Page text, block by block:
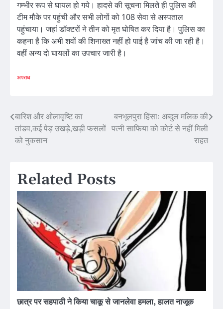
गम्भीर रूप से घायल हो गये। हादसे की सूचना मिलते ही पुलिस की
टीम मौके पर पहुंची और सभी लोगों को 108 सेवा से अस्पताल
पहुंचाया। जहां डॉक्टरों ने तीन को मृत घोषित कर दिया है। पुलिस का
कहना है कि अभी शवों की शिनाख्त नहीं हो पाई है जांच की जा रही है।
वहीं अन्य दो घायलों का उपचार जारी है।
अपराध
Post
navigation
बारिश और ओलावृष्टि का
तांडव,कई पेड़ उखड़े,खड़ी फसलों
को नुकसान
बनभूलपुरा हिंसाः अब्दुल मलिक की
पत्नी साफिया को कोर्ट से नहीं मिली
राहत
Related Posts
छात्र पर सहपाठी ने किया चाकू से जानलेवा हमला, हालत नाजूक